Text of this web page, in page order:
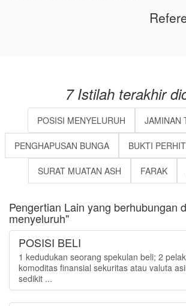
7 Istilah terakhir
POSISI MENYELURUH JAMINAN
PENGHAPUSAN BUNGA BUKTI
SURAT MUATAN ASH FARAK
Pengertian Lain yang berhubungan
menyeluruh"
POSISI BELI
1 kedudukan seorang spekulan beli; 2
komoditas finansial sekuritas atau valuta
sedikit ...